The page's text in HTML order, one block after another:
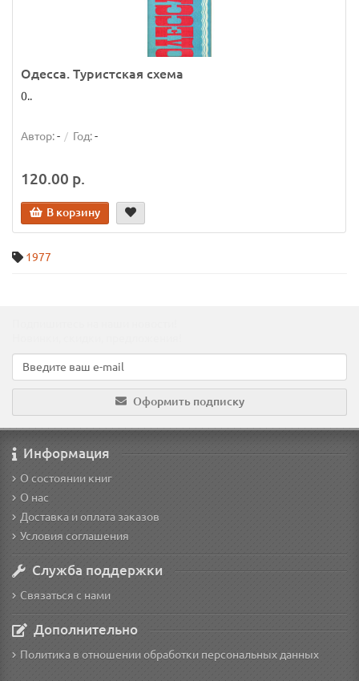
Одесса. Туристская схема
0..
Автор:- Год:-
120.00 р.
В корзину
1977
Оформить подписку
Информация
О состоянии книг
О нас
Доставка и оплата заказов
Условия соглашения
Служба поддержки
Связаться с нами
Дополнительно
Политика в отношении обработки персональных данных